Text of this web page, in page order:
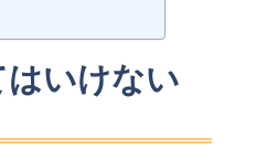
いけない